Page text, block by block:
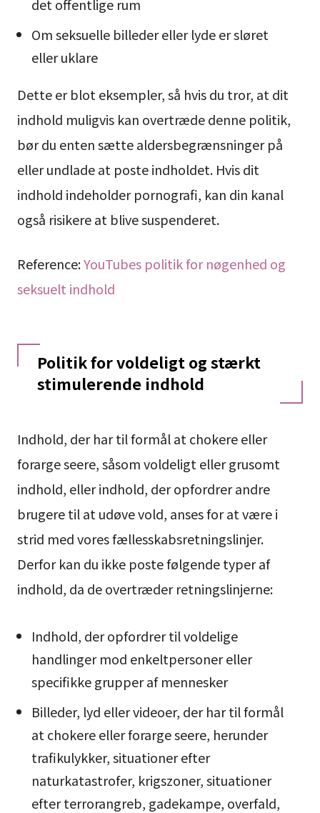
det offentlige rum
Om seksuelle billeder eller lyde er sløret
eller uklare
Dette er blot eksempler, så hvis du tror, at dit
indhold muligvis kan overtræde denne politik,
bør du enten sætte aldersbegrænsninger på
eller undlade at poste indholdet. Hvis dit
indhold indeholder pornografi, kan din kanal
også risikere at blive suspenderet.
Reference:YouTubes politik for nøgenhed og
seksuelt indhold
Politik for voldeligt og stærkt
stimulerende indhold
Indhold, der har til formål at chokere eller
forarge seere, såsom voldeligt eller grusomt
indhold, eller indhold, der opfordrer andre
brugere til at udøve vold, anses for at være i
strid med vores fællesskabsretningslinjer.
Derfor kan du ikke poste følgende typer af
indhold, da de overtræder retningslinjerne:
Indhold, der opfordrer til voldelige
handlinger mod enkeltpersoner eller
specifikke grupper af mennesker
Billeder, lyd eller videoer, der har til formål
at chokere eller forarge seere, herunder
trafikulykker, situationer efter
naturkatastrofer, krigszoner, situationer
efter terrorangreb, gadekampe, overfald,